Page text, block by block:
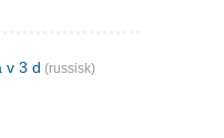
v 3 d (russisk)